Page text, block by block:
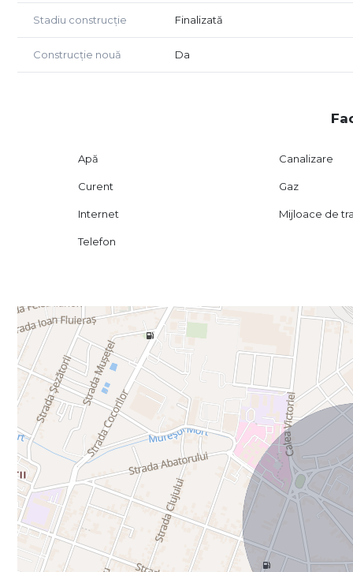
Stadiu construcție Finalizată
Construcție nouă Da
Apă Canalizare
Curent Gaz
Internet Mijloace de
Telefon